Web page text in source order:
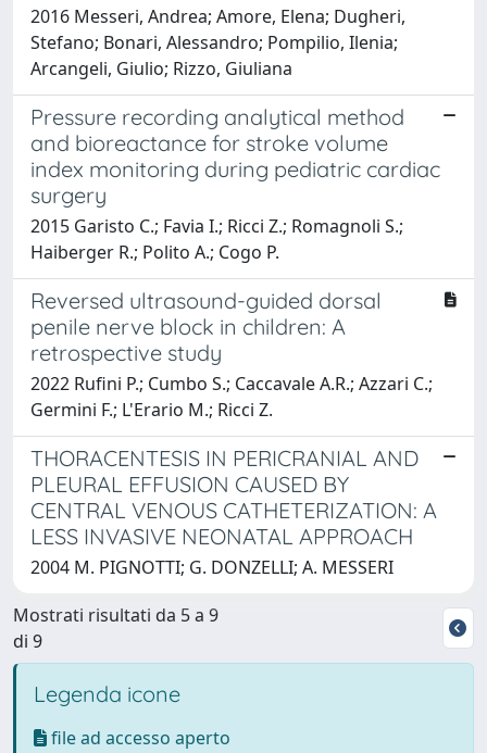
2016 Messeri, Andrea; Amore, Elena; Dugheri,
Stefano; Bonari, Alessandro; Pompilio, Ilenia;
Arcangeli, Giulio; Rizzo, Giuliana
Pressure recording analytical method
and bioreactance for stroke volume
index monitoring during pediatric cardiac
surgery
2015 Garisto C.; Favia I.; Ricci Z.; Romagnoli S.;
Haiberger R.; Polito A.; Cogo P.
Reversed ultrasound-guided dorsal
penile nerve block in children: A
retrospective study
2022 Rufini P.; Cumbo S.; Caccavale A.R.; Azzari C.;
Germini F.; L'Erario M.; Ricci Z.
THORACENTESIS IN PERICRANIAL AND
PLEURAL EFFUSION CAUSED BY
CENTRAL VENOUS CATHETERIZATION: A
LESS INVASIVE NEONATAL APPROACH
2004 M. PIGNOTTI; G. DONZELLI; A. MESSERI
Mostrati risultati da 5 a 9
di 9
Legenda icone
file ad accesso aperto